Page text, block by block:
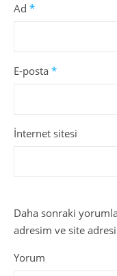
Ad *
E-posta *
İnternet sitesi
Daha sonraki
adresim ve site
Yorum